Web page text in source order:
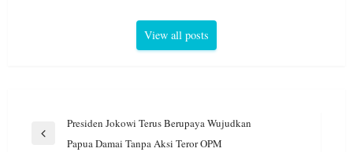
View all posts
Navigasi
Previous
Presiden Jokowi Terus Berupaya Wujudkan
Papua Damai Tanpa Aksi Teror OPM